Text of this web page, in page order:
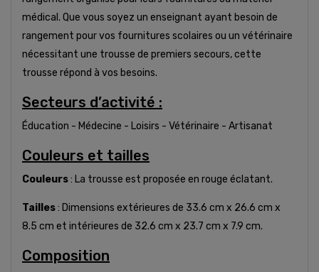
médical. Que vous soyez un enseignant ayant besoin de
rangement pour vos fournitures scolaires ou un vétérinaire
nécessitant une trousse de premiers secours, cette
trousse répond à vos besoins.
Secteurs d’activité :
Éducation - Médecine - Loisirs - Vétérinaire - Artisanat
Couleurs et tailles
Couleurs: La trousse est proposée en rouge éclatant.
Tailles: Dimensions extérieures de 33.6 cm x 26.6 cm x
8.5 cm et intérieures de 32.6 cm x 23.7 cm x 7.9 cm.
Composition